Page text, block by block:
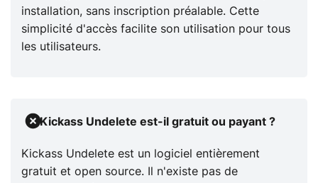
installation, sans inscription préalable. Cette
simplicité d'accès facilite son utilisation pour tous
les utilisateurs.​
Kickass Undelete est-il gratuit ou payant ?
Kickass Undelete est un logiciel entièrement
gratuit et open source. Il n'existe pas de